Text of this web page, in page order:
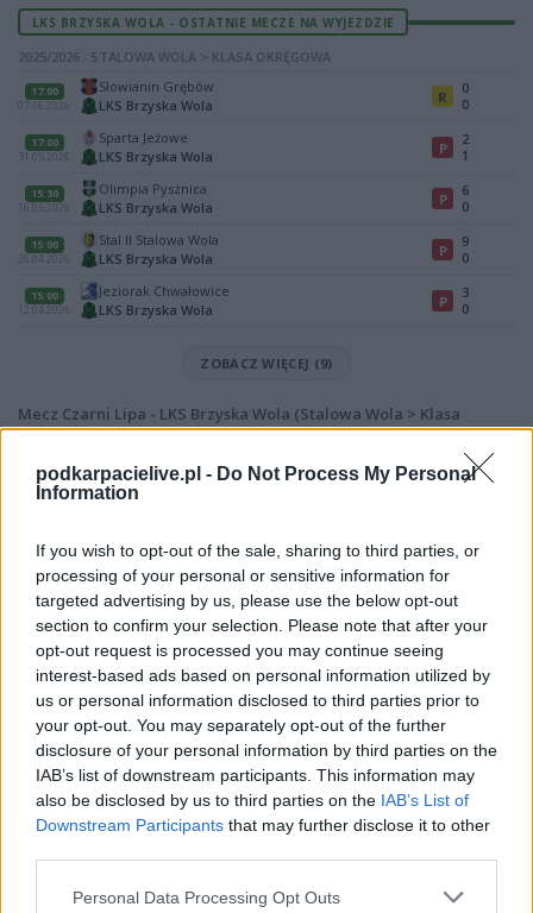
podkarpacielive.pl - Do Not Process My Personal
Information
If you wish to opt-out of the sale, sharing to third parties, or
processing of your personal or sensitive information for
targeted advertising by us, please use the below opt-out
section to confirm your selection. Please note that after your
opt-out request is processed you may continue seeing
interest-based ads based on personal information utilized by
us or personal information disclosed to third parties prior to
your opt-out. You may separately opt-out of the further
disclosure of your personal information by third parties on the
IAB’s list of downstream participants. This information may
also be disclosed by us to third parties on the IAB’s List of
Downstream Participants that may further disclose it to other
Please note that this website/app uses one or more Google
Personal Data Processing Opt Outs
LKS BRZYSKA WOLA - OSTATNIE MECZE NA WYJEZDZIE
2025/2026 · STALOWA WOLA > KLASA OKRĘGOWA
17:00
07.06.2026
Słowianin Grębów
LKS Brzyska Wola
R
0
0
17:00
31.05.2026
Sparta Jeżowe
LKS Brzyska Wola
P
2
1
15:30
16.05.2026
Olimpia Pysznica
LKS Brzyska Wola
P
6
0
15:00
26.04.2026
Stal II Stalowa Wola
LKS Brzyska Wola
P
9
0
15:00
12.04.2026
Jeziorak Chwałowice
LKS Brzyska Wola
P
3
0
ZOBACZ WIĘCEJ (9)
Mecz Czarni Lipa - LKS Brzyska Wola (Stalowa Wola > Klasa
Okręgowa)
Spotkanie pomiędzy Czarni Lipa i LKS Brzyska Wola
rozegrane
zostanie w ramach Stalowa Wola > Klasa Okręgowa (2. kolejki - Klasa O
Na stronie PodkarpacieLive.pl znajdziesz
wynik meczu, strzelców
bramek, kartki, składy, statystyki i informacje o przebiegu
spotkania. To kompletne źródło danych dla kibiców i pasjonatów
lokalnej piłki nożnej. Jeżeli aktualnie nie widzisz tutaj danych z pewnością
pracujemy nad tym żeby je uzupełnić.
Wynik meczu Czarni Lipa vs LKS Brzyska Wola
Po zakończeniu spotkania automatycznie publikujemyoficjalny wynik
spotkania, a także dane meczowe, jeśli są dostępne.
Pełny harmonogram rozgrywek dostępny jest tutaj: Stalowa Wola >
Klasa Okręgowa - terminarz.
Informacje o składach i strzelcach
rezerwowych, zmiany oraz listę strzelców bramek. Informacje te